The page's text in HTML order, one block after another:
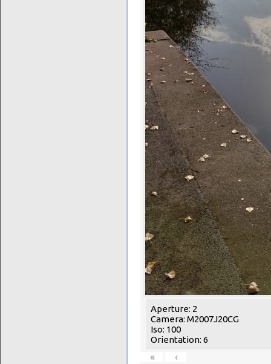
Aperture: 2
Camera: M2007J20CG
Iso: 100
Orientation: 6
«
‹